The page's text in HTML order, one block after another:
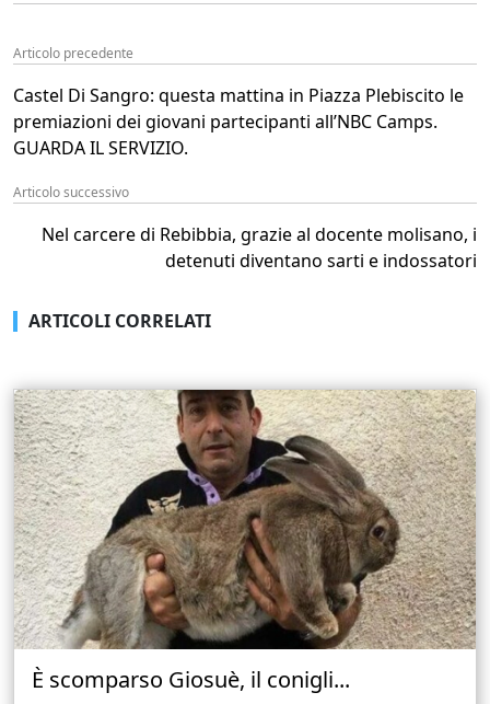
Articolo precedente
Castel Di Sangro: questa mattina in Piazza Plebiscito le
premiazioni dei giovani partecipanti all’NBC Camps.
GUARDA IL SERVIZIO.
Articolo successivo
Nel carcere di Rebibbia, grazie al docente molisano, i
detenuti diventano sarti e indossatori
ARTICOLI CORRELATI
È scomparso Giosuè, il conigli...